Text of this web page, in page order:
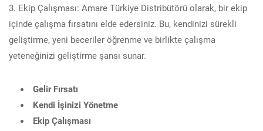
3. Ekip Çalışması: Amare Türkiye Distribütörü olarak, bir ekip
içinde çalışma fırsatını elde edersiniz. Bu, kendinizi sürekli
geliştirme, yeni beceriler öğrenme ve birlikte çalışma
yeteneğinizi geliştirme şansı sunar.
Gelir Fırsatı
Kendi İşinizi Yönetme
Ekip Çalışması